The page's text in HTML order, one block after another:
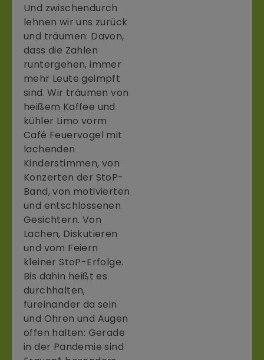
Und zwischendurch
lehnen wir uns zurück
und träumen: Davon,
dass die Zahlen
runtergehen, immer
mehr Leute geimpft
sind. Wir träumen von
heißem Kaffee und
kühler Limo vorm
Café Feuervogel mit
lachenden
Kinderstimmen, von
Konzerten der StoP-
Band, von motivierten
und entschlossenen
Gesichtern. Von
Lachen, Diskutieren
und vom Feiern
kleiner StoP-Erfolge.
Bis dahin heißt es
durchhalten,
füreinander da sein
und Ohren und Augen
offen halten: Gerade
in der Pandemie sind